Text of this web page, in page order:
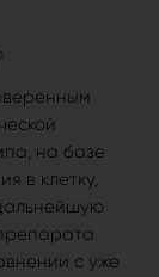
на базе
в клетку,
с уже